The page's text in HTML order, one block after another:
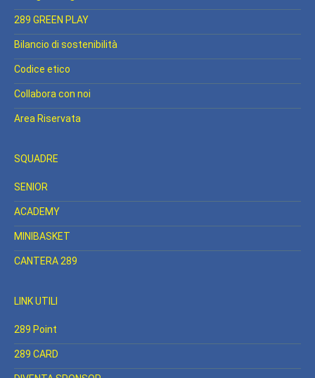
289 GREEN PLAY
Bilancio di sostenibilità
Codice etico
Collabora con noi
Area Riservata
SQUADRE
SENIOR
ACADEMY
MINIBASKET
CANTERA 289
LINK UTILI
289 Point
289 CARD